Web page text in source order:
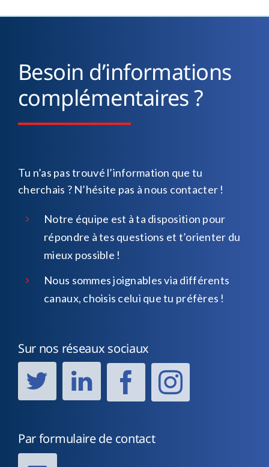
Besoin d’informations
complémentaires ?
Tu n’as pas trouvé l’information que tu
cherchais ? N’hésite pas à nous contacter !
Notre équipe est à ta disposition pour
répondre à tes questions et t’orienter du
mieux possible !
Nous sommes joignables via différents
canaux, choisis celui que tu préfères !
Sur nos réseaux sociaux
Par formulaire de contact